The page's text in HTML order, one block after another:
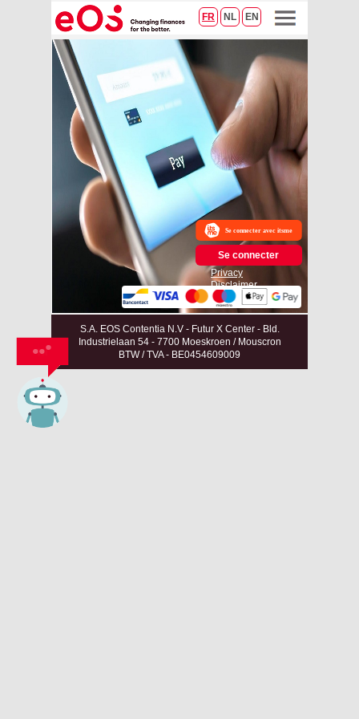
S.A. EOS Contentia N.V - Futur X Center - Bld.
Industrielaan 54 - 7700 Moeskroen / Mouscron
BTW / TVA - BE0454609009
EN
FR NL
Se connecter
Privacy
Disclaimer